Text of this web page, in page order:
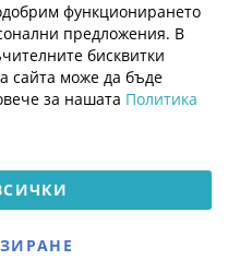
функционирането
предложения. В
бисквитки
сайта може да бъде
за нашата Политика